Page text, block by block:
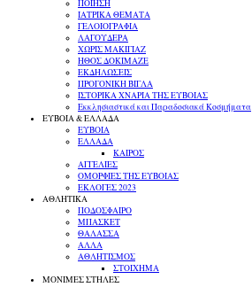
ΠΟΙΗΣΗ
ΙΑΤΡΙΚΑ ΘΕΜΑΤΑ
ΓΕΛΟΙΟΓΡΑΦΙΑ
ΛΑΓΟΥΔΕΡΑ
ΧΩΡΙΣ ΜΑΚΙΓΙΑΖ
ΗΘΟΣ ΔΟΚΙΜΑΖΕ
ΕΚΔΗΛΩΣΕΙΣ
ΠΡΟΓΟΝΙΚΗ ΒΙΓΛΑ
ΙΣΤΟΡΙΚΑ ΧΝΑΡΙΑ ΤΗΣ ΕΥΒΟΙΑΣ
Εκκλησιαστικά και Παραδοσιακά Κοσμήματα
ΕΥΒΟΙΑ & ΕΛΛΑΔΑ
ΕΥΒΟΙΑ
ΕΛΛΑΔΑ
ΚΑΙΡΟΣ
ΑΓΓΕΛΙΕΣ
ΟΜΟΡΦΙΕΣ ΤΗΣ ΕΥΒΟΙΑΣ
ΕΚΛΟΓΕΣ 2023
ΑΘΛΗΤΙΚΑ
ΠΟΔΟΣΦΑΙΡΟ
ΜΠΑΣΚΕΤ
ΘΑΛΑΣΣΑ
ΑΛΛΑ
ΑΘΛΗΤΙΣΜΟΣ
ΣΤΟΙΧΗΜΑ
ΜΟΝΙΜΕΣ ΣΤΗΛΕΣ